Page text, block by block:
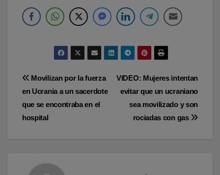
Navegación
de
entradas
VIDEO: Mujeres intentan
evitar que un ucraniano
sea movilizado y son
rociadas con gas
Movilizan por la fuerza
en Ucrania a un sacerdote
que se encontraba en el
hospital